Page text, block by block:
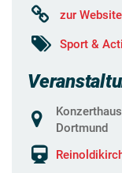
zur Website
Sport &
Dortmund